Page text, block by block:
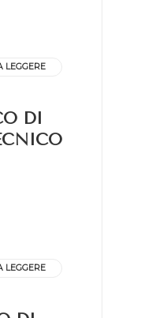
LEGGERE
DI
LEGGERE